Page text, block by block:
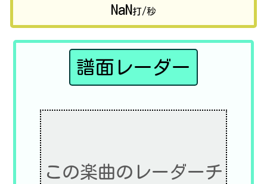
NaN打/秒
譜面レーダー
この楽曲のレーダーチ